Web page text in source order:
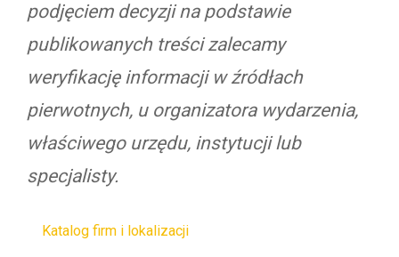
podjęciem decyzji na podstawie
publikowanych treści zalecamy
weryfikację informacji w źródłach
pierwotnych, u organizatora wydarzenia,
właściwego urzędu, instytucji lub
specjalisty.
Katalog firm i lokalizacji